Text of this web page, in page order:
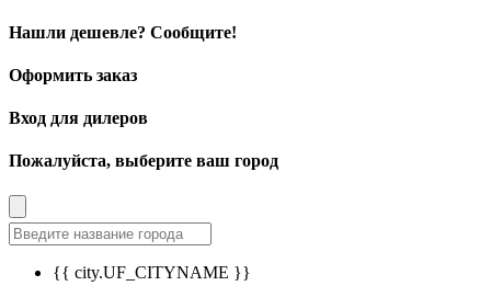
Нашли дешевле? Сообщите!
Оформить заказ
Вход для дилеров
Пожалуйста, выберите ваш город
{{ city.UF_CITYNAME }}